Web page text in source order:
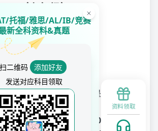
（上午场）
套：
难度：中等）：
参与社区劳动最好的办法是什么
作学术讨论真题范文集7.0命中12.6
资料领取
托福/雅思/AL/IB/竞赛
新全科资料&真题
扫二维码
添加好友
发送对应科目领取